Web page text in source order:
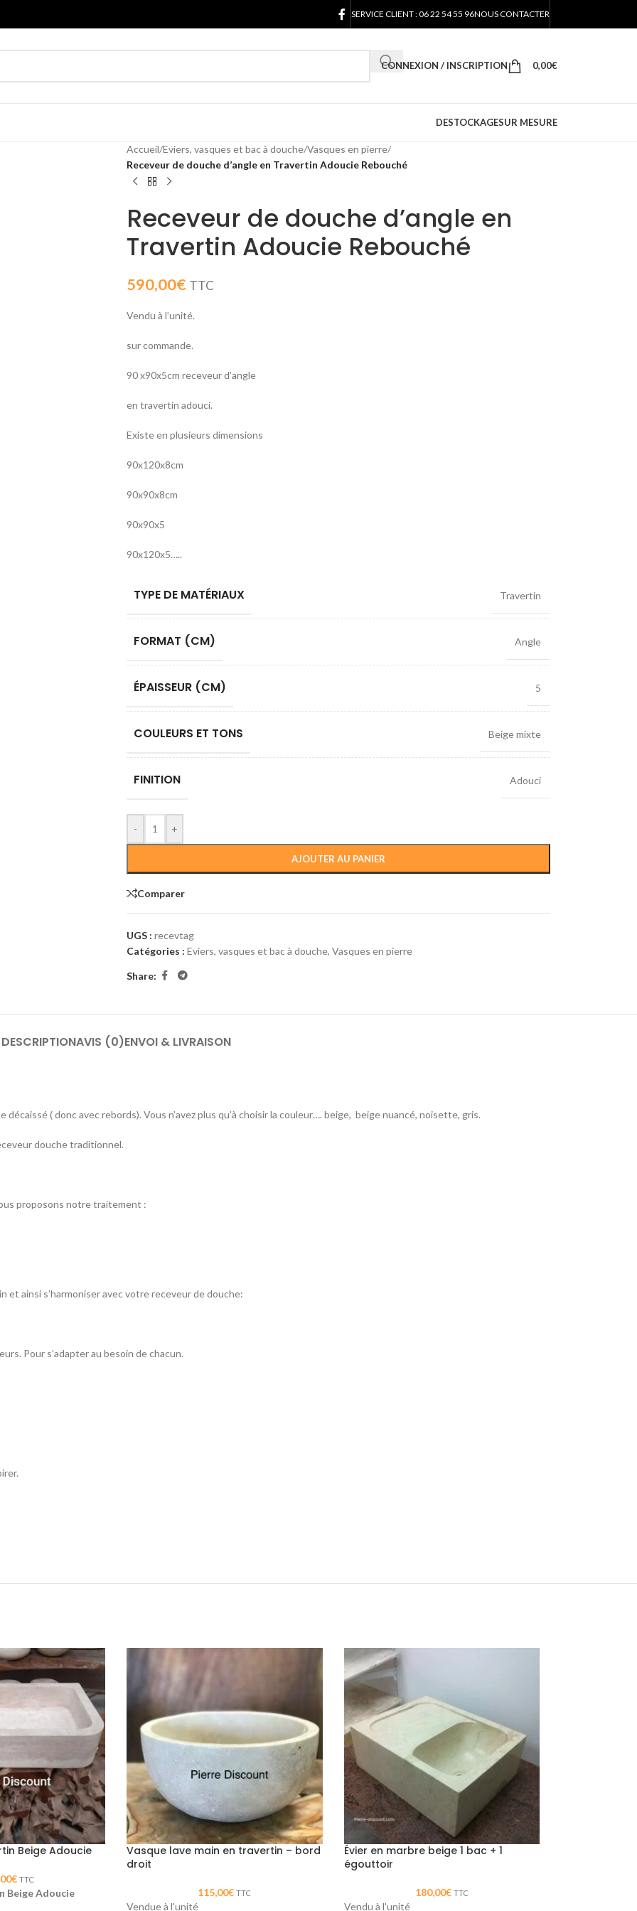
SERVICE CLIENT : 06 22 54 55 96NOUS CONTACTER
CONNEXION / INSCRIPTION 0,00€
DESTOCKAGESUR MESURE
Accueil/Eviers, vasques et bac à douche/Vasques en pierre/
Receveur de douche d’angle en Travertin Adoucie Rebouché
Receveur de douche d’angle en
Travertin Adoucie Rebouché
590,00€ TTC
Vendu à l’unité.
sur commande.
90 x90x5cm receveur d’angle
en travertin adouci.
Existe en plusieurs dimensions
90x120x8cm
90x90x8cm
90x90x5
90x120x5…..
TYPE DE MATÉRIAUX Travertin
FORMAT (CM) Angle
ÉPAISSEUR (CM) 5
COULEURS ET TONS Beige mixte
FINITION Adouci
- +
AJOUTER AU PANIER
Comparer
UGS : recevtag
Catégories : Eviers, vasques et bac à douche, Vasques en pierre
Share:
DESCRIPTIONAVIS (0)ENVOI & LIVRAISON
( donc avec rebords). Vous n’avez plus qu’à choisir la couleur…. beige, beige nuancé, noisette, gris.
douche traditionnel.
proposons notre traitement :
ainsi s’harmoniser avec votre receveur de douche:
Pour s’adapter au besoin de chacun.
Beige Adoucie
€ TTC
Beige Adoucie
Vasque lave main en travertin – bord
droit
115,00€ TTC
Vendue à l'unité
Évier en marbre beige 1 bac + 1
égouttoir
180,00€ TTC
Vendu à l'unité